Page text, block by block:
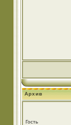
Архив
Гость